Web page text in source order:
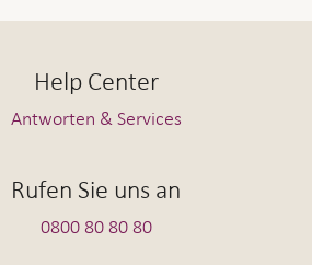
haben, lassen wir die
beim
finden Sie in unserem
Help Center
Antworten & Services
Rufen Sie uns an
0800 80 80 80